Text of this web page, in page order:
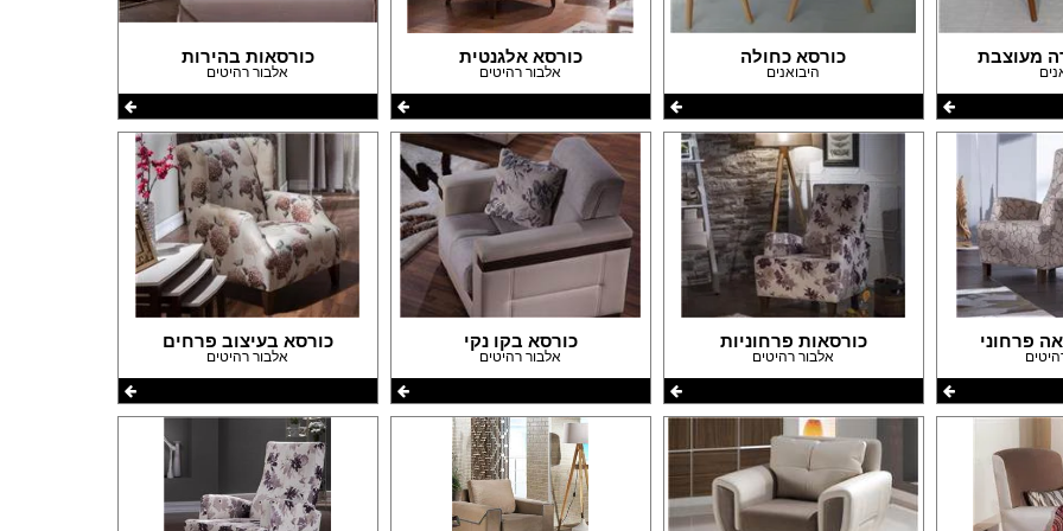
שיפוצים ותיקונים
צבעים
אינסטלטורים
גינון ואביזרים לגינה
מסגריות
עבודות אלומיניום
פיקוח בניה
קבלנים
פרוייקטים חובקי עולם
מאיפה מתחילים?
המדריך לשיפוץ המטבח
המדריך לשיפוץ חדר אמבטיה
המדריך לעיצוב חדרים
המדריך לשיפוץ הסלון
המדריך לשיפוץ חדר שינה
המדריך לשיפוץ חדרי ילדים ונוער
המדריך לתכנון חדרי ילדים
המדריך לתכנון פינת האוכל
המדריך לתכנון חדר ארונות
המדריך לתכנון הגינה
המדריך לצביעת הבית
המדריך לחיפוי וריצוף הבית
המדריך לעיצוב הגבס
המדריך לתכנון ובחירת תאורה לבית
המדריך לחימום הבית
מעוצבת כורסא כחולה
היבואנים
כורסא אלגנטית
אלבור רהיטים
כורסאות בהירות
אלבור רהיטים
פרחוני כורסאות פרחוניות
אלבור רהיטים
כורסא בקו נקי
אלבור רהיטים
כורסא בעיצוב פרחים
אלבור רהיטים